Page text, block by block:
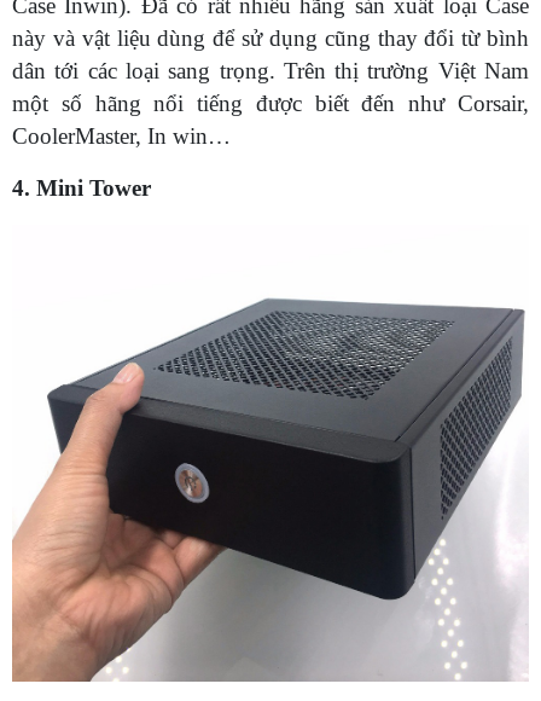
Case Inwin). Đã có rất nhiều hãng sản xuất loại Case
này và vật liệu dùng để sử dụng cũng thay đổi từ bình
dân tới các loại sang trọng. Trên thị trường Việt Nam
một số hãng nổi tiếng được biết đến như Corsair,
CoolerMaster, In win…
4. Mini Tower